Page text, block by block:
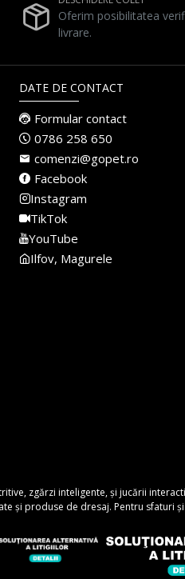
Oferim posibilitatea
livrare.
DATE DE CONTACT
Formular contact
0786 258 650
comenzi@gopet.ro
Facebook
Instagram
TikTok
YouTube
Ilfov, Magurele
zgărzi inteligente, și jucării
și produse de dresaj. Pentru sfaturi